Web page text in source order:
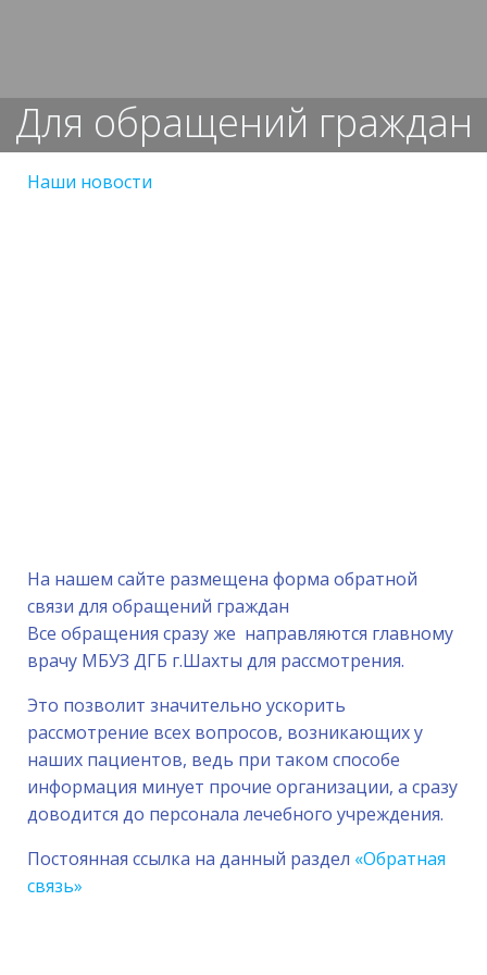
Для обращений граждан
Наши новости
На нашем сайте размещена форма обратной
связи для обращений граждан
Все обращения сразу же направляются главному
врачу МБУЗ ДГБ г.Шахты для рассмотрения.
Это позволит значительно ускорить
рассмотрение всех вопросов, возникающих у
наших пациентов, ведь при таком способе
информация минует прочие организации, а сразу
доводится до персонала лечебного учреждения.
Постоянная ссылка на данный раздел «Обратная
связь»